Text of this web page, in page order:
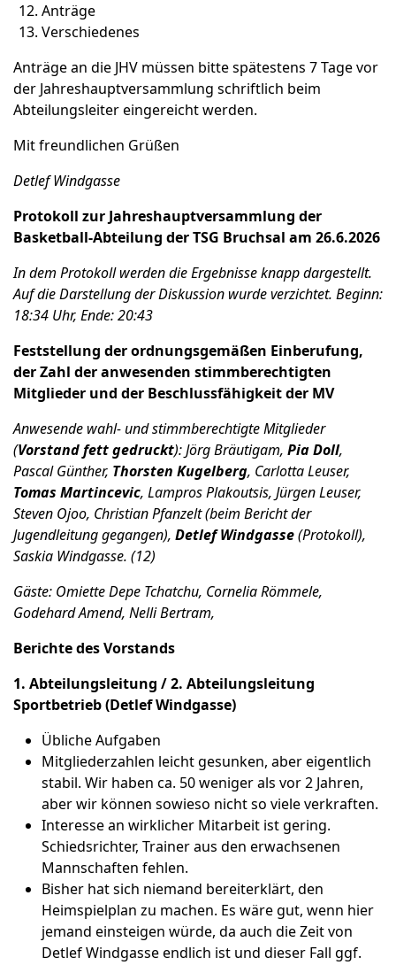
Anträge
Verschiedenes
Anträge an die JHV müssen bitte spätestens 7 Tage vor
der Jahreshauptversammlung schriftlich beim
Abteilungsleiter eingereicht werden.
Mit freundlichen Grüßen
Detlef Windgasse
Protokoll zur Jahreshauptversammlung der
Basketball-Abteilung der TSG Bruchsal am 26.6.2026
In dem Protokoll werden die Ergebnisse knapp dargestellt.
Auf die Darstellung der Diskussion wurde verzichtet. Beginn:
18:34 Uhr, Ende: 20:43
Feststellung der ordnungsgemäßen Einberufung,
der Zahl der anwesenden stimmberechtigten
Mitglieder und der Beschlussfähigkeit der MV
Anwesende wahl- und stimmberechtigte Mitglieder
(Vorstand fett gedruckt): Jörg Bräutigam, Pia Doll,
Pascal Günther, Thorsten Kugelberg, Carlotta Leuser,
Tomas Martincevic, Lampros Plakoutsis, Jürgen Leuser,
Steven Ojoo, Christian Pfanzelt (beim Bericht der
Jugendleitung gegangen), Detlef Windgasse(Protokoll),
Saskia Windgasse. (12)
Gäste: Omiette Depe Tchatchu, Cornelia Römmele,
Godehard Amend, Nelli Bertram,
Berichte des Vorstands
1. Abteilungsleitung / 2. Abteilungsleitung
Sportbetrieb (Detlef Windgasse)
Übliche Aufgaben
Mitgliederzahlen leicht gesunken, aber eigentlich
stabil. Wir haben ca. 50 weniger als vor 2 Jahren,
aber wir können sowieso nicht so viele verkraften.
Interesse an wirklicher Mitarbeit ist gering.
Schiedsrichter, Trainer aus den erwachsenen
Mannschaften fehlen.
Bisher hat sich niemand bereiterklärt, den
Heimspielplan zu machen. Es wäre gut, wenn hier
jemand einsteigen würde, da auch die Zeit von
Detlef Windgasse endlich ist und dieser Fall ggf.